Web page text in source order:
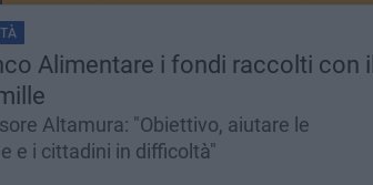
Alimentare i fondi raccolti con il
Altamura: "Obiettivo, aiutare le
e i cittadini in difficoltà"